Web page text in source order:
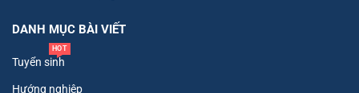
DANH MỤC BÀI VIẾT
Tuyển sinh
HOT
Hướng nghiệp